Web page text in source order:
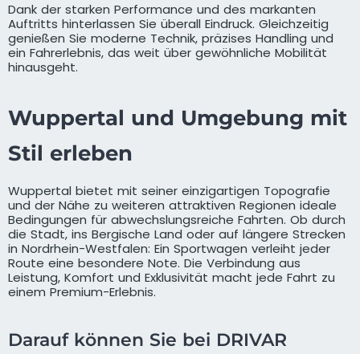
Dank der starken Performance und des markanten
Auftritts hinterlassen Sie überall Eindruck. Gleichzeitig
genießen Sie moderne Technik, präzises Handling und
ein Fahrerlebnis, das weit über gewöhnliche Mobilität
hinausgeht.
Wuppertal und Umgebung mit
Stil erleben
Wuppertal bietet mit seiner einzigartigen Topografie
und der Nähe zu weiteren attraktiven Regionen ideale
Bedingungen für abwechslungsreiche Fahrten. Ob durch
die Stadt, ins Bergische Land oder auf längere Strecken
in Nordrhein-Westfalen: Ein Sportwagen verleiht jeder
Route eine besondere Note. Die Verbindung aus
Leistung, Komfort und Exklusivität macht jede Fahrt zu
einem Premium-Erlebnis.
Darauf können Sie bei DRIVAR